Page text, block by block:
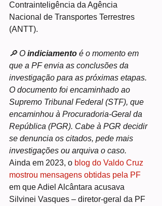
Contrainteligência da Agência
Nacional de Transportes Terrestres
(ANTT).
🔎 O indiciamento é o momento em
que a PF envia as conclusões da
investigação para as próximas etapas.
O documento foi encaminhado ao
Supremo Tribunal Federal (STF), que
encaminhou à Procuradoria-Geral da
República (PGR). Cabe à PGR decidir
se denuncia os citados, pede mais
investigações ou arquiva o caso.
Ainda em 2023, o blog do Valdo Cruz
mostrou mensagens obtidas pela PF
em que Adiel Alcântara acusava
Silvinei Vasques – diretor-geral da PF